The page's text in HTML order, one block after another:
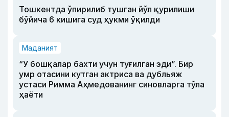
Тошкентда ўпирилиб тушган йўл қурилиши
бўйича 6 кишига суд ҳукми ўқилди
Маданият
“У бошқалар бахти учун туғилган эди”. Бир
умр отасини кутган актриса ва дубльяж
устаси Римма Аҳмедованинг синовларга тўла
ҳаёти